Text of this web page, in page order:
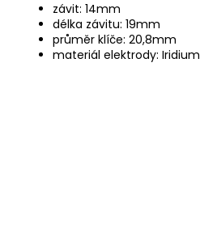
závit: 14mm
délka závitu: 19mm
průměr klíče: 20,8mm
materiál elektrody: Iridium